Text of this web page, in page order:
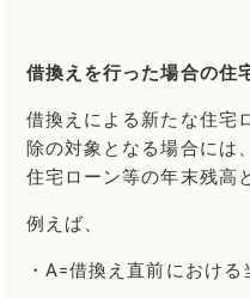
借換えを行った場合の住
借換えによる新たな住宅
除の対象となる場合には
住宅ローン等の年末残高
例えば、
・A=借換え直前におけ